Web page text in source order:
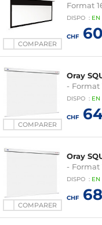
COMPARER
Format
DISPO : EN
CHF
COMPARER
Oray
- Format
DISPO : EN
CHF
COMPARER
Oray
- Format
DISPO : EN
CHF